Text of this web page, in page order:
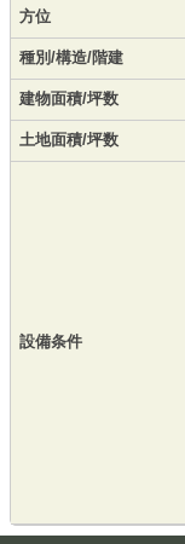
方位
種別/構造/階建
建物面積/坪数
土地面積/坪数
設備条件